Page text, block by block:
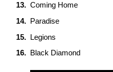
Coming Home
Paradise
Legions
Black Diamond